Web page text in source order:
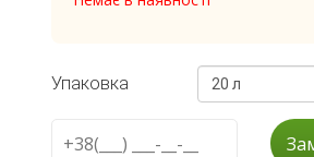
Упаковка 20 л